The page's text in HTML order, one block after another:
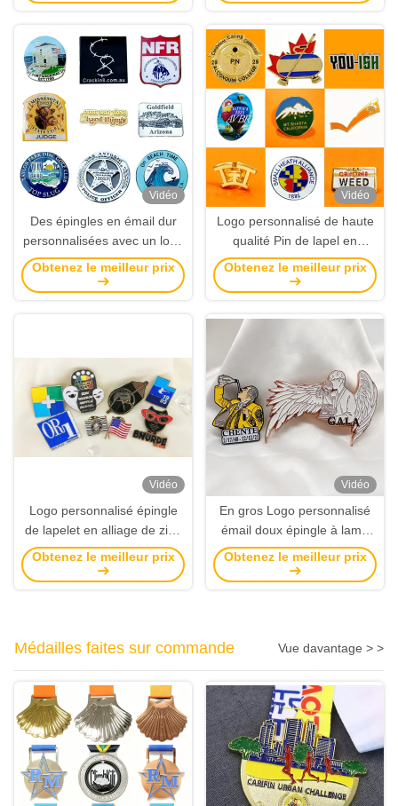
Vidéo
Des épingles en émail dur
personnalisées avec un logo
personnalisé pour l'image de
marque d'entreprise
Obtenez le meilleur prix
Vidéo
Logo personnalisé de haute
qualité Pin de lapel en
alliage de zinc avec attache
magnétique pour cadeaux
Obtenez le meilleur prix
Vidéo
Logo personnalisé épingle
de lapelet en alliage de zinc
d'épaisseur de 1,5 mm pour
cadeaux d'affaires et
Obtenez le meilleur prix
Vidéo
En gros Logo personnalisé
émail doux épingle à lame
avec badge métallique de
1,5 mm d'épaisseur
Obtenez le meilleur prix
Médailles faites sur commande Vue davantage > >